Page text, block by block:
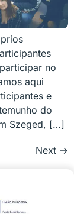
no
aqui
e
do
Szeged, […]
Next →